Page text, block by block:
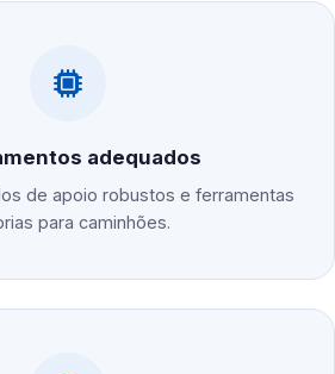
adequados
de apoio robustos e ferramentas
para caminhões.